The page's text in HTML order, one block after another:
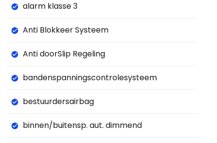
alarm klasse 3
Anti Blokkeer Systeem
Anti doorSlip Regeling
bandenspanningscontrolesysteem
bestuurdersairbag
binnen/buitensp. aut. dimmend